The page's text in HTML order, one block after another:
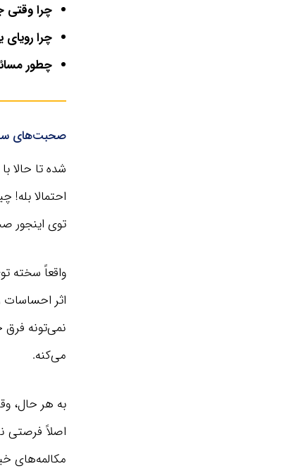
چرا وقتی
چرا
چطور
صحبت‌های
شده تا حالا
احتمالا
توی اینجور
واقعاً سخته
اثر احساسات
نمی‌تونه
می‌کنه.
به هر حال،
اصلاً فرصتی
مکالمه‌های